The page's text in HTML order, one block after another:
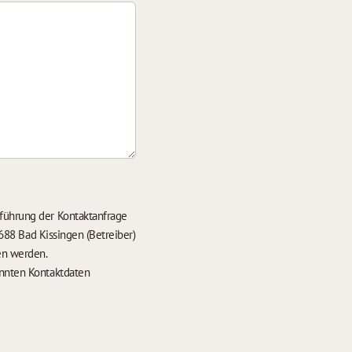
der Kontaktanfrage
Bad Kissingen (Betreiber)
werden.
Kontaktdaten